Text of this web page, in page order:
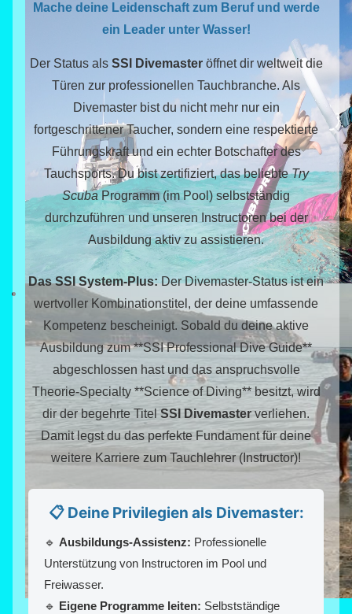
Mache deine Leidenschaft zum Beruf und werde
ein Leader unter Wasser!
Der Status als SSI Divemasteröffnet dir weltweit die
Türen zur professionellen Tauchbranche. Als
Divemaster bist du nicht mehr nur ein
fortgeschrittener Taucher, sondern eine respektierte
Führungskraft und ein echter Botschafter des
Tauchsports. Du bist zertifiziert, das beliebteTry
ScubaProgramm (im Pool) selbstständig
durchzuführen und unseren Instructoren bei der
Ausbildung aktiv zu assistieren.
Das SSI System-Plus:Der Divemaster-Status ist ein
wertvoller Kombinationstitel, der deine umfassende
Kompetenz bescheinigt. Sobald du deine aktive
Ausbildung zum **SSI Professional Dive Guide**
abgeschlossen hast und das anspruchsvolle
Theorie-Specialty **Science of Diving** besitzt, wird
dir der begehrte TitelSSI Divemasterverliehen.
Damit legst du das perfekte Fundament für deine
weitere Karriere zum Tauchlehrer (Instructor)!
📋 Deine Privilegien als Divemaster:
🔹 Ausbildungs-Assistenz: Professionelle
Unterstützung von Instructoren im Pool und
Freiwasser.
🔹 Eigene Programme leiten: Selbstständige